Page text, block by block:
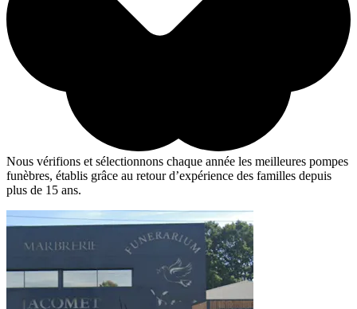
Nous vérifions et sélectionnons chaque année les meilleures pompes
funèbres, établis grâce au retour d’expérience des familles depuis
plus de 15 ans.